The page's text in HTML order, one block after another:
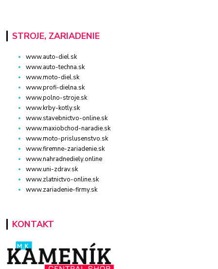
STROJE, ZARIADENIE
www.auto-diel.sk
www.auto-techna.sk
www.moto-diel.sk
www.profi-dielna.sk
www.polno-stroje.sk
www.krby-kotly.sk
www.stavebnictvo-online.sk
www.maxiobchod-naradie.sk
www.moto-prislusenstvo.sk
www.firemne-zariadenie.sk
www.nahradnediely.online
www.uni-zdrav.sk
www.zlatnictvo-online.sk
www.zariadenie-firmy.sk
KONTAKT